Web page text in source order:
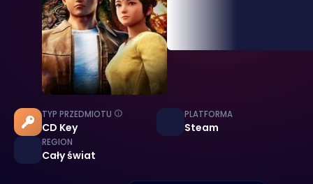
TYP PRZEDMIOTU
CD Key
PLATFORMA
Steam
REGION
Cały świat